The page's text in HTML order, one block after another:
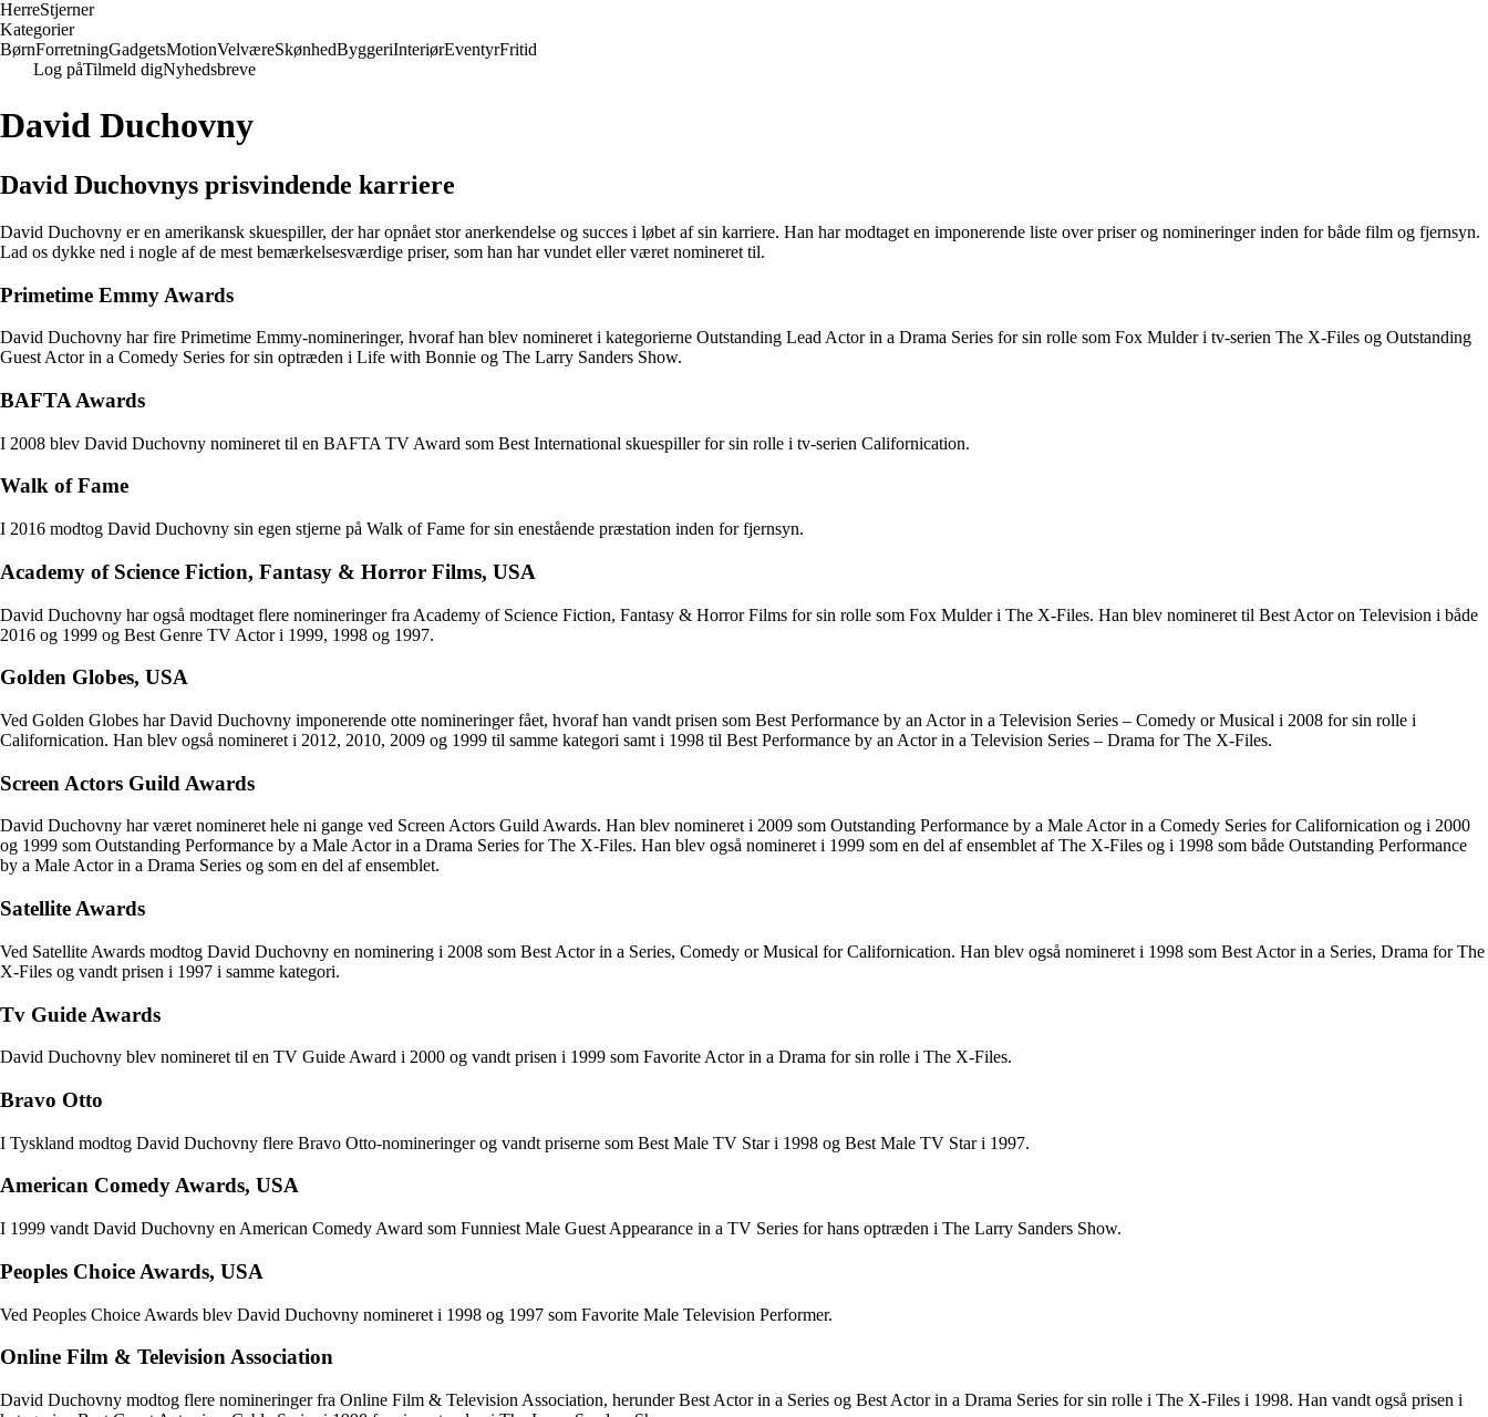
HerreStjerner
Kategorier
BørnForretningGadgetsMotionVelværeSkønhedByggeriInteriørEventyrFritid
Log påTilmeld digNyhedsbreve
David Duchovny
David Duchovnys prisvindende karriere
David Duchovny er en amerikansk skuespiller, der har opnået stor anerkendelse og succes i løbet af sin karriere. Han har modtaget en imponerende liste over priser og nomineringer inden for både film og fjernsyn.
Lad os dykke ned i nogle af de mest bemærkelsesværdige priser, som han har vundet eller været nomineret til.
Primetime Emmy Awards
David Duchovny har fire Primetime Emmy-nomineringer, hvoraf han blev nomineret i kategorierne Outstanding Lead Actor in a Drama Series for sin rolle som Fox Mulder i tv-serien The X-Files og Outstanding
Guest Actor in a Comedy Series for sin optræden i Life with Bonnie og The Larry Sanders Show.
BAFTA Awards
I 2008 blev David Duchovny nomineret til en BAFTA TV Award som Best International skuespiller for sin rolle i tv-serien Californication.
Walk of Fame
I 2016 modtog David Duchovny sin egen stjerne på Walk of Fame for sin enestående præstation inden for fjernsyn.
Academy of Science Fiction, Fantasy & Horror Films, USA
David Duchovny har også modtaget flere nomineringer fra Academy of Science Fiction, Fantasy & Horror Films for sin rolle som Fox Mulder i The X-Files. Han blev nomineret til Best Actor on Television i både
2016 og 1999 og Best Genre TV Actor i 1999, 1998 og 1997.
Golden Globes, USA
Ved Golden Globes har David Duchovny imponerende otte nomineringer fået, hvoraf han vandt prisen som Best Performance by an Actor in a Television Series – Comedy or Musical i 2008 for sin rolle i
Californication. Han blev også nomineret i 2012, 2010, 2009 og 1999 til samme kategori samt i 1998 til Best Performance by an Actor in a Television Series – Drama for The X-Files.
Screen Actors Guild Awards
David Duchovny har været nomineret hele ni gange ved Screen Actors Guild Awards. Han blev nomineret i 2009 som Outstanding Performance by a Male Actor in a Comedy Series for Californication og i 2000
og 1999 som Outstanding Performance by a Male Actor in a Drama Series for The X-Files. Han blev også nomineret i 1999 som en del af ensemblet af The X-Files og i 1998 som både Outstanding Performance
by a Male Actor in a Drama Series og som en del af ensemblet.
Satellite Awards
Ved Satellite Awards modtog David Duchovny en nominering i 2008 som Best Actor in a Series, Comedy or Musical for Californication. Han blev også nomineret i 1998 som Best Actor in a Series, Drama for The
X-Files og vandt prisen i 1997 i samme kategori.
Tv Guide Awards
David Duchovny blev nomineret til en TV Guide Award i 2000 og vandt prisen i 1999 som Favorite Actor in a Drama for sin rolle i The X-Files.
Bravo Otto
I Tyskland modtog David Duchovny flere Bravo Otto-nomineringer og vandt priserne som Best Male TV Star i 1998 og Best Male TV Star i 1997.
American Comedy Awards, USA
I 1999 vandt David Duchovny en American Comedy Award som Funniest Male Guest Appearance in a TV Series for hans optræden i The Larry Sanders Show.
Peoples Choice Awards, USA
Ved Peoples Choice Awards blev David Duchovny nomineret i 1998 og 1997 som Favorite Male Television Performer.
Online Film & Television Association
David Duchovny modtog flere nomineringer fra Online Film & Television Association, herunder Best Actor in a Series og Best Actor in a Drama Series for sin rolle i The X-Files i 1998. Han vandt også prisen i